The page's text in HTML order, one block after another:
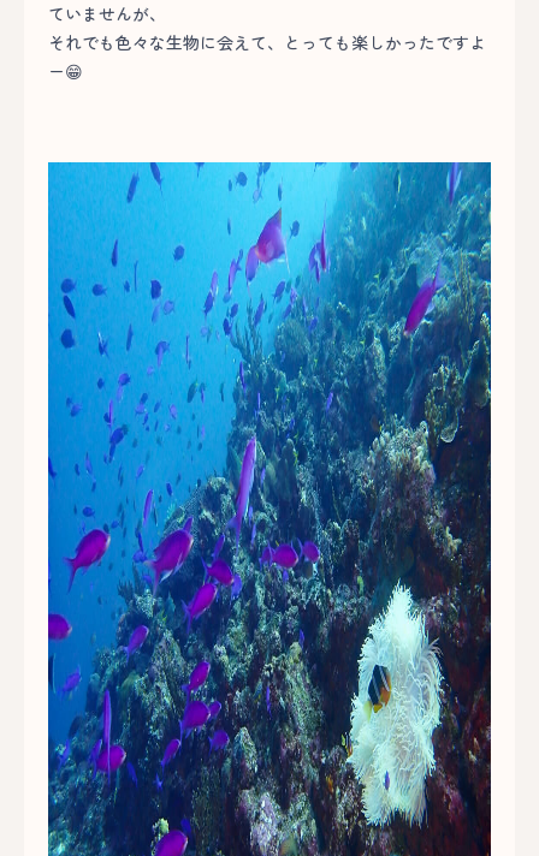
ていませんが、
それでも色々な生物に会えて、とっても楽しかったですよ
ー😁